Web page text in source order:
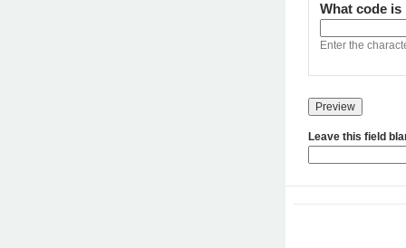
What code
Enter the
Leave this field